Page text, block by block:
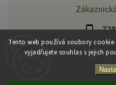
Tento web používá soubory
vyjadřujete souhlas s jejich